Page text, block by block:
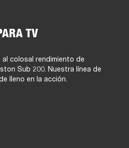
TV
colosal rendimiento de
Sub 200. Nuestra línea de
lleno en la acción.
PARA